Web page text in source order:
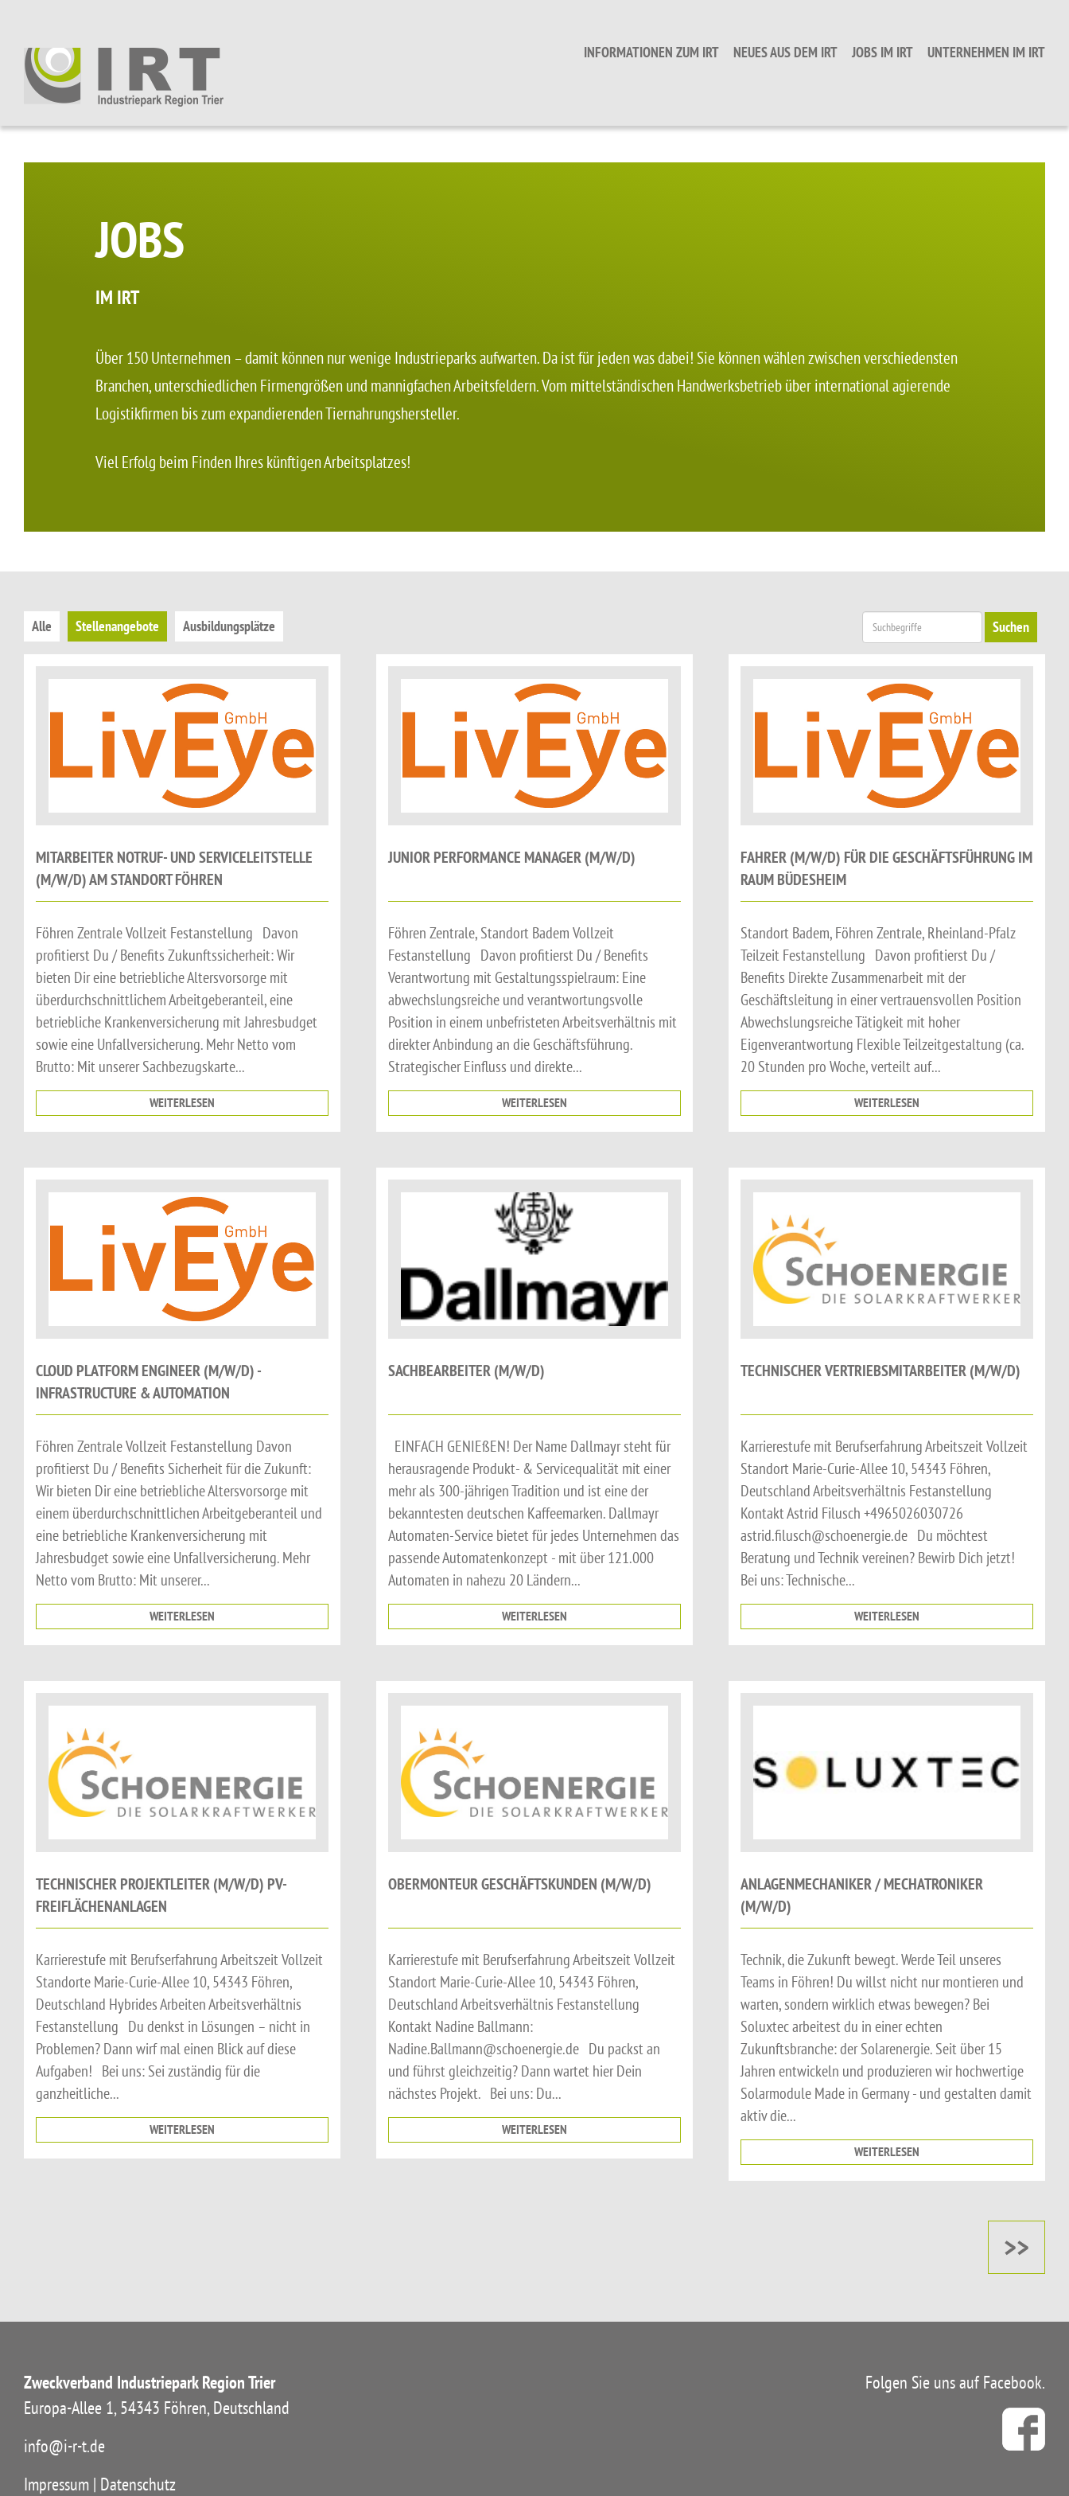
INFORMATIONEN ZUM IRT NEUES AUS DEM IRT JOBS IM IRT UNTERNEHMEN IM IRT
JOBS
IM IRT
Über 150 Unternehmen – damit können nur wenige Industrieparks aufwarten. Da ist für jeden was dabei! Sie können wählen zwischen verschiedensten
Branchen, unterschiedlichen Firmengrößen und mannigfachen Arbeitsfeldern. Vom mittelständischen Handwerksbetrieb über international agierende
Logistikfirmen bis zum expandierenden Tiernahrungshersteller.
Viel Erfolg beim Finden Ihres künftigen Arbeitsplatzes!
Alle Stellenangebote Ausbildungsplätze Suchen
MITARBEITER NOTRUF- UND SERVICELEITSTELLE
(M/W/D) AM STANDORT FÖHREN
Föhren Zentrale Vollzeit Festanstellung Davon
profitierst Du / Benefits Zukunftssicherheit: Wir
bieten Dir eine betriebliche Altersvorsorge mit
überdurchschnittlichem Arbeitgeberanteil, eine
betriebliche Krankenversicherung mit Jahresbudget
sowie eine Unfallversicherung. Mehr Netto vom
Brutto: Mit unserer Sachbezugskarte...
WEITERLESEN
CLOUD PLATFORM ENGINEER (M/W/D) -
INFRASTRUCTURE & AUTOMATION
Föhren Zentrale Vollzeit Festanstellung Davon
profitierst Du / Benefits Sicherheit für die Zukunft:
Wir bieten Dir eine betriebliche Altersvorsorge mit
einem überdurchschnittlichen Arbeitgeberanteil und
eine betriebliche Krankenversicherung mit
Jahresbudget sowie eine Unfallversicherung. Mehr
Netto vom Brutto: Mit unserer...
WEITERLESEN
TECHNISCHER PROJEKTLEITER (M/W/D) PV-
FREIFLÄCHENANLAGEN
Karrierestufe mit Berufserfahrung Arbeitszeit Vollzeit
Standorte Marie-Curie-Allee 10, 54343 Föhren,
Deutschland Hybrides Arbeiten Arbeitsverhältnis
Festanstellung Du denkst in Lösungen – nicht in
Problemen? Dann wirf mal einen Blick auf diese
Aufgaben! Bei uns: Sei zuständig für die
ganzheitliche...
WEITERLESEN
JUNIOR PERFORMANCE MANAGER (M/W/D)
Föhren Zentrale, Standort Badem Vollzeit
Festanstellung Davon profitierst Du / Benefits
Verantwortung mit Gestaltungsspielraum: Eine
abwechslungsreiche und verantwortungsvolle
Position in einem unbefristeten Arbeitsverhältnis mit
direkter Anbindung an die Geschäftsführung.
Strategischer Einfluss und direkte...
WEITERLESEN
SACHBEARBEITER (M/W/D)
EINFACH GENIEßEN! Der Name Dallmayr steht für
herausragende Produkt- & Servicequalität mit einer
mehr als 300-jährigen Tradition und ist eine der
bekanntesten deutschen Kaffeemarken. Dallmayr
Automaten-Service bietet für jedes Unternehmen das
passende Automatenkonzept - mit über 121.000
Automaten in nahezu 20 Ländern...
WEITERLESEN
OBERMONTEUR GESCHÄFTSKUNDEN (M/W/D)
Karrierestufe mit Berufserfahrung Arbeitszeit Vollzeit
Standort Marie-Curie-Allee 10, 54343 Föhren,
Deutschland Arbeitsverhältnis Festanstellung
Kontakt Nadine Ballmann:
Nadine.Ballmann@schoenergie.de Du packst an
und führst gleichzeitig? Dann wartet hier Dein
nächstes Projekt. Bei uns: Du...
WEITERLESEN
FAHRER (M/W/D) FÜR DIE GESCHÄFTSFÜHRUNG IM
RAUM BÜDESHEIM
Standort Badem, Föhren Zentrale, Rheinland-Pfalz
Teilzeit Festanstellung Davon profitierst Du /
Benefits Direkte Zusammenarbeit mit der
Geschäftsleitung in einer vertrauensvollen Position
Abwechslungsreiche Tätigkeit mit hoher
Eigenverantwortung Flexible Teilzeitgestaltung (ca.
20 Stunden pro Woche, verteilt auf...
WEITERLESEN
TECHNISCHER VERTRIEBSMITARBEITER (M/W/D)
Karrierestufe mit Berufserfahrung Arbeitszeit Vollzeit
Standort Marie-Curie-Allee 10, 54343 Föhren,
Deutschland Arbeitsverhältnis Festanstellung
Kontakt Astrid Filusch +4965026030726
astrid.filusch@schoenergie.de Du möchtest
Beratung und Technik vereinen? Bewirb Dich jetzt!
Bei uns: Technische...
WEITERLESEN
ANLAGENMECHANIKER / MECHATRONIKER
(M/W/D)
Technik, die Zukunft bewegt. Werde Teil unseres
Teams in Föhren! Du willst nicht nur montieren und
warten, sondern wirklich etwas bewegen? Bei
Soluxtec arbeitest du in einer echten
Zukunftsbranche: der Solarenergie. Seit über 15
Jahren entwickeln und produzieren wir hochwertige
Solarmodule Made in Germany - und gestalten damit
aktiv die...
WEITERLESEN
>>
Zweckverband Industriepark Region Trier
Europa-Allee 1, 54343 Föhren, Deutschland
info@i-r-t.de
Impressum | Datenschutz
Folgen Sie uns auf Facebook.